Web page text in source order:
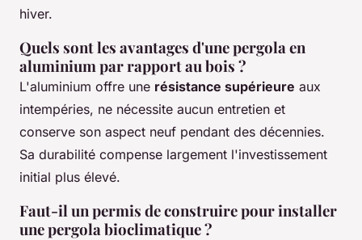
hiver.
Quels sont les avantages d'une pergola en
aluminium par rapport au bois ?
L'aluminium offre une résistance supérieure aux
intempéries, ne nécessite aucun entretien et
conserve son aspect neuf pendant des décennies.
Sa durabilité compense largement l'investissement
initial plus élevé.
Faut-il un permis de construire pour installer
une pergola bioclimatique ?